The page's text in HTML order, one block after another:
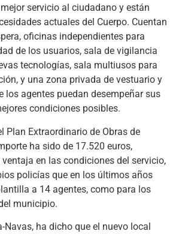
servicio al ciudadano y están
actuales del Cuerpo. Cuentan
oficinas independientes para
de los usuarios, sala de vigilancia
tecnologías, sala multiusos para
y una zona privada de vestuario y
los agentes puedan desempeñar sus
condiciones posibles.
Plan Extraordinario de Obras de
ha sido de 17.520 euros,
en las condiciones del servicio,
policías que en los últimos años
a 14 agentes, como para los
municipio.
Navas, ha dicho que el nuevo local